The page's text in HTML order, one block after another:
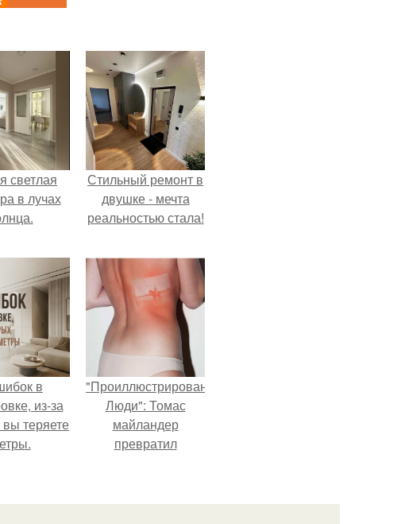
светлая
в лучах
Стильный ремонт в
двушке - мечта
реальностью стала!
в
из-за
теряете
"Проиллюстрированные
Люди": Томас
майландер
превратил